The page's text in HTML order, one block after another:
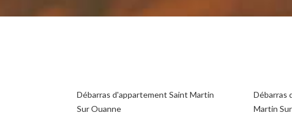
Débarras d'appartement Saint Martin
Sur Ouanne
Débarras
Martin